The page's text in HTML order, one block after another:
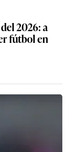
2026: a
fútbol en